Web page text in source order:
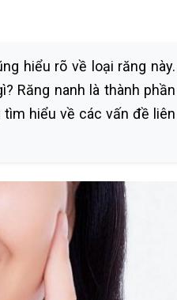
hiểu rõ về loại răng này.
Răng nanh là thành phần
hiểu về các vấn đề liên